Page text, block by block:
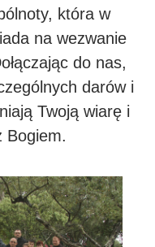
która w
na wezwanie
do nas,
darów i
Twoją wiarę i
Bogiem.